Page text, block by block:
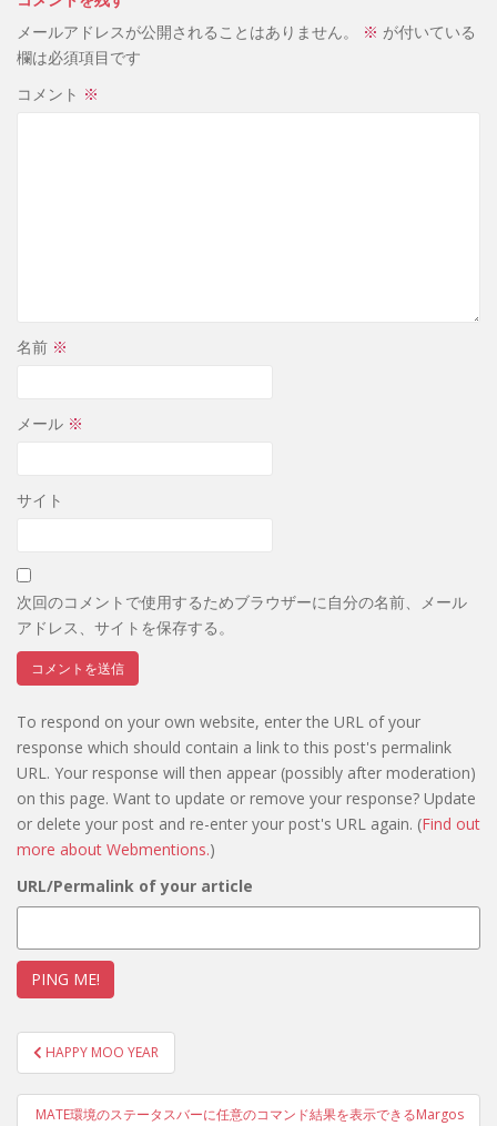
メールアドレスが公開されることはありません。
※ が付いている
欄は必須項目です
コメント ※
名前 ※
メール ※
サイト
次回のコメントで使用するためブラウザーに自分の名前、メール
アドレス、サイトを保存する。
To respond on your own website, enter the URL of your
response which should contain a link to this post's permalink
URL. Your response will then appear (possibly after moderation)
on this page. Want to update or remove your response? Update
or delete your post and re-enter your post's URL again. (Find out
more about Webmentions.)
URL/Permalink of your article
投
稿
ナ
HAPPY MOO YEAR
MATE環境のステータスバーに任意のコマンド結果を表示できるMargos